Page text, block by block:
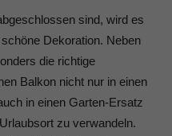
sind, wird es
Dekoration. Neben
die richtige
Balkon nicht nur in einen
in einen Garten-Ersatz
zu verwandeln.